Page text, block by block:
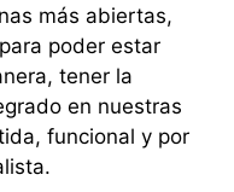
más abiertas,
poder estar
tener la
en nuestras
funcional y por